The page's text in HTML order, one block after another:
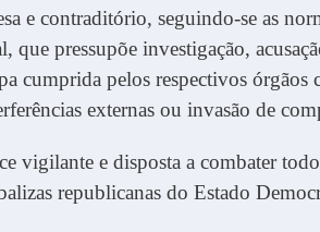
e contraditório, seguindo-se as
que pressupõe investigação,
cumprida pelos respectivos órgãos
externas ou invasão de
vigilante e disposta a combater
republicanas do Estado